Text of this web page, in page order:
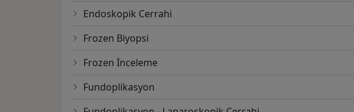
Endoskopik Cerrahi
Frozen Biyopsi
Frozen İnceleme
Fundoplikasyon